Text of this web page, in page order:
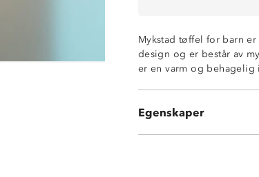
Mykstad tøffel for barn
design og er består av
er en varm og behagelig
Egenskaper
Varmefor